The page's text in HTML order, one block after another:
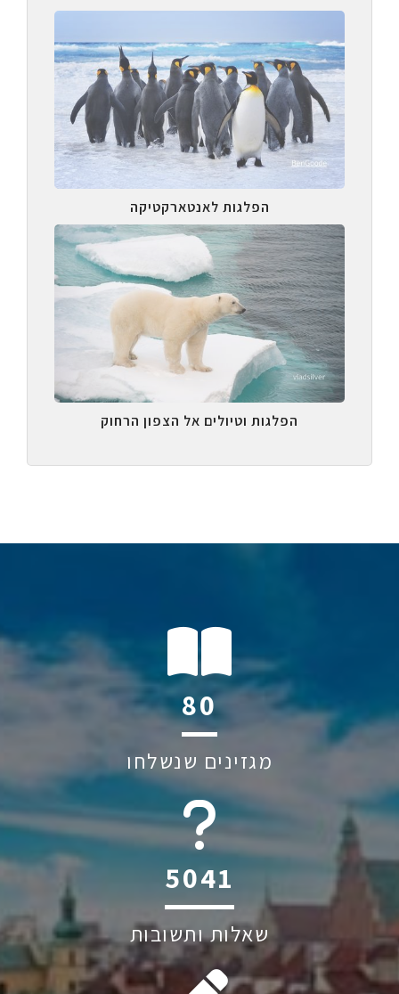
הפלגות לאנטארקטיקה
הפלגות וטיולים אל הצפון הרחוק
111
מגזינים שנשלחו
6045
שאלות ותשובות